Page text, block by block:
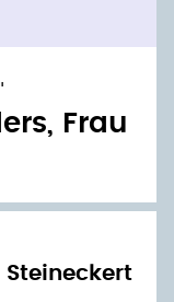
Frau
Steineckert